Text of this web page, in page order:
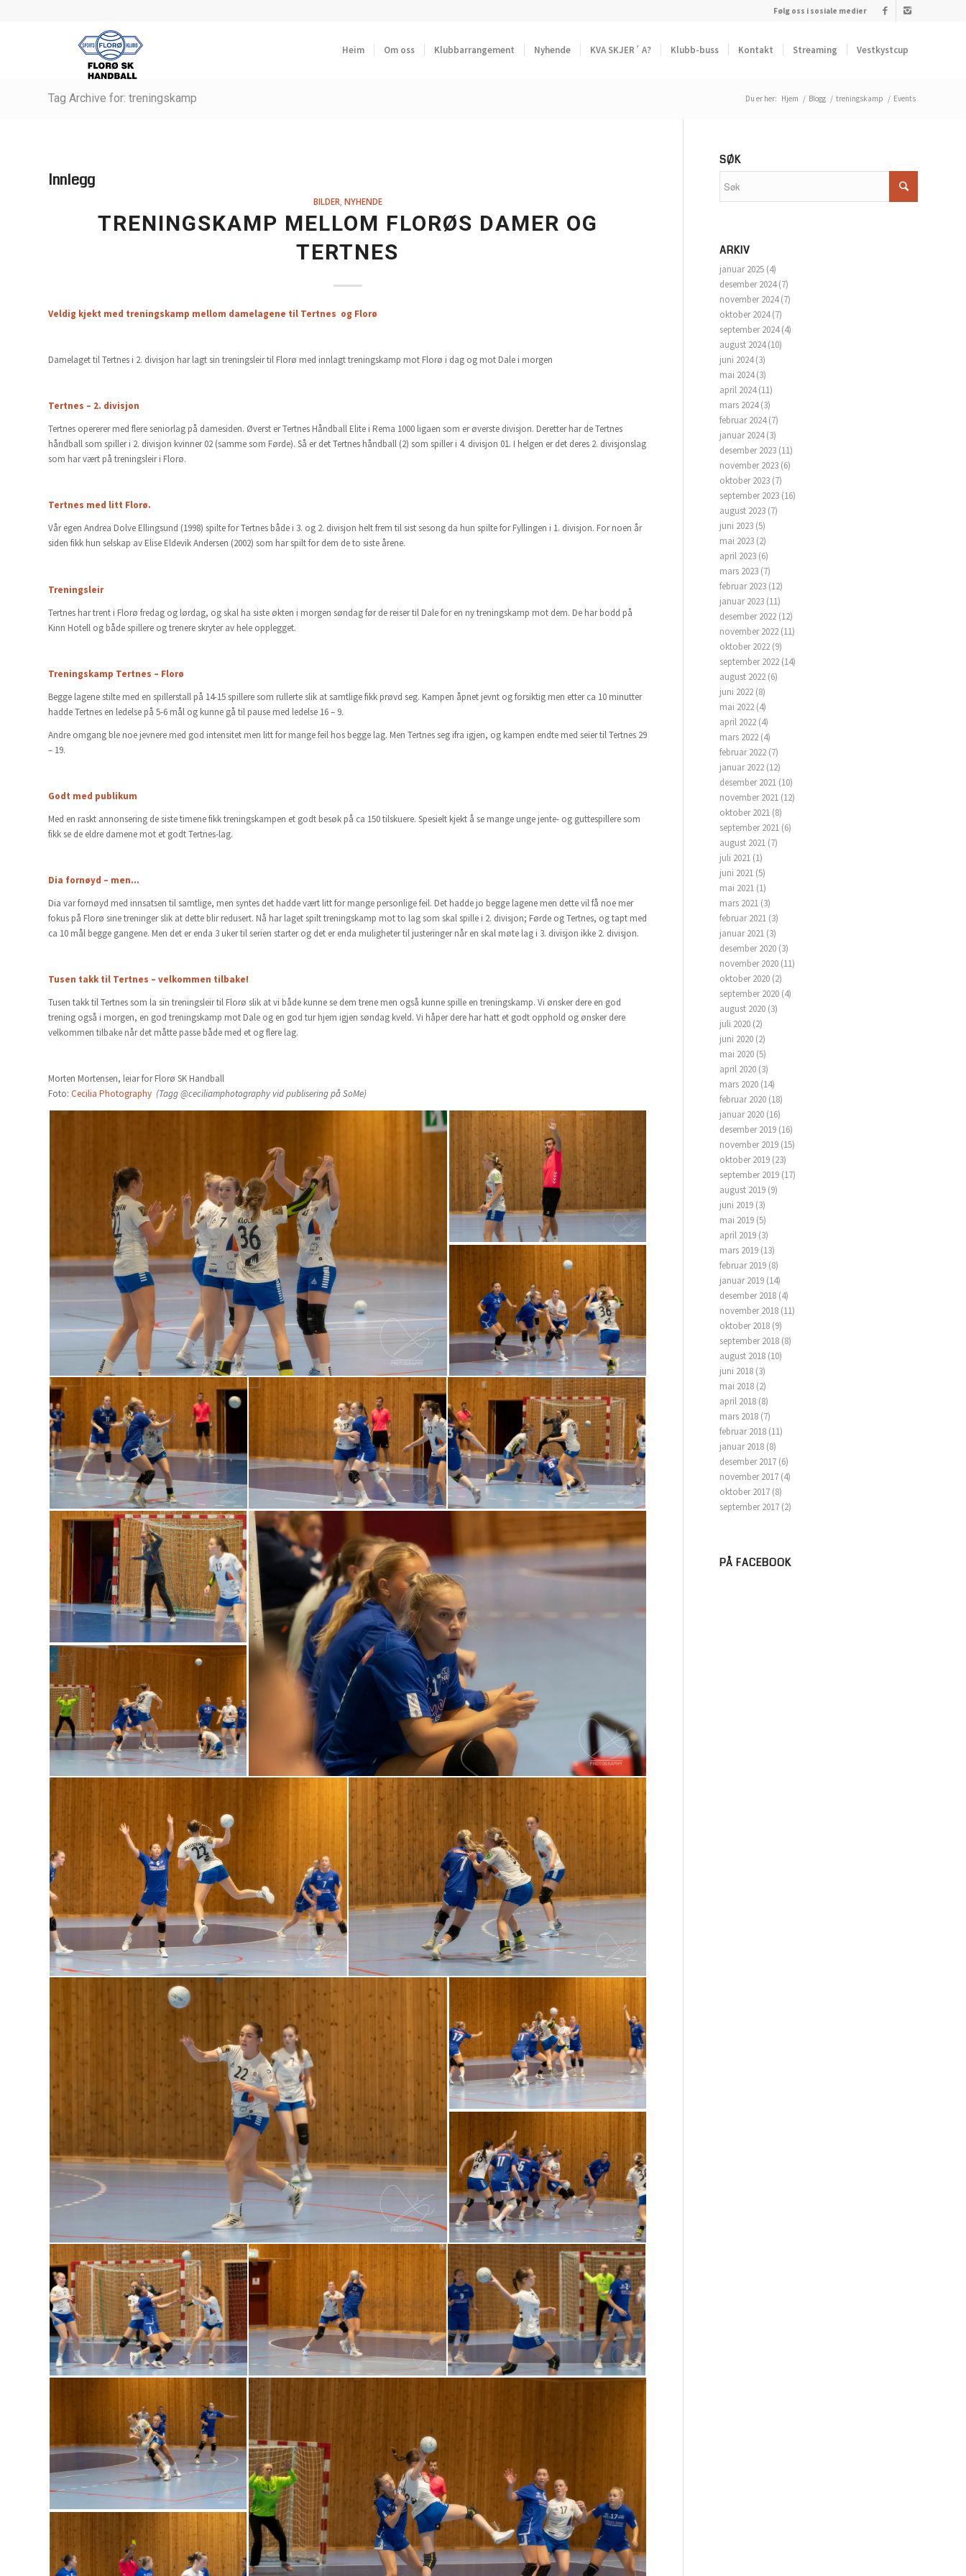
Følg oss i sosiale medier
Heim Om oss Klubbarrangement Nyhende KVA SKJER´ A? Klubb-buss Kontakt Streaming Vestkystcup
Tag Archive for: treningskamp Du er her: Hjem / Blogg / treningskamp / Events
Innlegg
BILDER NYHENDE
TRENINGSKAMP MELLOM FLORØS DAMER OG
TERTNES
Veldig kjekt med treningskamp mellom damelagene til Tertnes og Florø
Damelaget til Tertnes i 2. divisjon har lagt sin treningsleir til Florø med innlagt treningskamp mot Florø i dag og mot Dale i morgen
Tertnes – 2. divisjon
Tertnes opererer med flere seniorlag på damesiden. Øverst er Tertnes Håndball Elite i Rema 1000 ligaen som er øverste divisjon. Deretter har de Tertnes
håndball som spiller i 2. divisjon kvinner 02 (samme som Førde). Så er det Tertnes håndball (2) som spiller i 4. divisjon 01. I helgen er det deres 2. divisjonslag
som har vært på treningsleir i Florø.
Tertnes med litt Florø.
Vår egen Andrea Dolve Ellingsund (1998) spilte for Tertnes både i 3. og 2. divisjon helt frem til sist sesong da hun spilte for Fyllingen i 1. divisjon. For noen år
siden fikk hun selskap av Elise Eldevik Andersen (2002) som har spilt for dem de to siste årene.
Treningsleir
Tertnes har trent i Florø fredag og lørdag, og skal ha siste økten i morgen søndag før de reiser til Dale for en ny treningskamp mot dem. De har bodd på
Kinn Hotell og både spillere og trenere skryter av hele opplegget.
Treningskamp Tertnes – Florø
Begge lagene stilte med en spillerstall på 14-15 spillere som rullerte slik at samtlige fikk prøvd seg. Kampen åpnet jevnt og forsiktig men etter ca 10 minutter
hadde Tertnes en ledelse på 5-6 mål og kunne gå til pause med ledelse 16 – 9.
Andre omgang ble noe jevnere med god intensitet men litt for mange feil hos begge lag. Men Tertnes seg ifra igjen, og kampen endte med seier til Tertnes 29
– 19.
Godt med publikum
Med en raskt annonsering de siste timene fikk treningskampen et godt besøk på ca 150 tilskuere. Spesielt kjekt å se mange unge jente- og guttespillere som
fikk se de eldre damene mot et godt Tertnes-lag.
Dia fornøyd – men…
Dia var fornøyd med innsatsen til samtlige, men syntes det hadde vært litt for mange personlige feil. Det hadde jo begge lagene men dette vil få noe mer
fokus på Florø sine treninger slik at dette blir redusert. Nå har laget spilt treningskamp mot to lag som skal spille i 2. divisjon; Førde og Tertnes, og tapt med
ca 10 mål begge gangene. Men det er enda 3 uker til serien starter og det er enda muligheter til justeringer når en skal møte lag i 3. divisjon ikke 2. divisjon.
Tusen takk til Tertnes – velkommen tilbake!
Tusen takk til Tertnes som la sin treningsleir til Florø slik at vi både kunne se dem trene men også kunne spille en treningskamp. Vi ønsker dere en god
trening også i morgen, en god treningskamp mot Dale og en god tur hjem igjen søndag kveld. Vi håper dere har hatt et godt opphold og ønsker dere
velkommen tilbake når det måtte passe både med et og flere lag.
Morten Mortensen, leiar for Florø SK Handball
Foto: Cecilia Photography (Tagg @ceciliamphotography vid publisering på SoMe)
SØK
ARKIV
januar 2025 (4)
desember 2024(7)
november 2024(7)
oktober 2024(7)
september 2024(4)
august 2024(10)
juni 2024(3)
mai 2024(3)
april 2024(11)
mars 2024(3)
februar 2024(7)
januar 2024(3)
desember 2023 (11)
november 2023 (6)
oktober 2023 (7)
september 2023 (16)
august 2023 (7)
juni 2023 (5)
mai 2023 (2)
april 2023 (6)
mars 2023 (7)
februar 2023 (12)
januar 2023 (11)
desember 2022 (12)
november 2022 (11)
oktober 2022 (9)
september 2022 (14)
august 2022 (6)
juni 2022 (8)
mai 2022 (4)
april 2022 (4)
mars 2022 (4)
februar 2022 (7)
januar 2022 (12)
desember 2021 (10)
november 2021 (12)
oktober 2021 (8)
september 2021 (6)
august 2021 (7)
juli 2021 (1)
juni 2021 (5)
mai 2021 (1)
mars 2021 (3)
februar 2021 (3)
januar 2021 (3)
desember 2020 (3)
november 2020 (11)
oktober 2020 (2)
september 2020 (4)
august 2020 (3)
juli 2020 (2)
juni 2020 (2)
mai 2020 (5)
april 2020 (3)
mars 2020 (14)
februar 2020 (18)
januar 2020 (16)
desember 2019 (16)
november 2019 (15)
oktober 2019 (23)
september 2019 (17)
august 2019 (9)
juni 2019 (3)
mai 2019 (5)
april 2019 (3)
mars 2019 (13)
februar 2019 (8)
januar 2019 (14)
desember 2018 (4)
november 2018 (11)
oktober 2018 (9)
september 2018 (8)
august 2018 (10)
juni 2018 (3)
mai 2018 (2)
april 2018 (8)
mars 2018 (7)
februar 2018 (11)
januar 2018 (8)
desember 2017 (6)
november 2017 (4)
oktober 2017 (8)
september 2017 (2)
PÅ FACEBOOK